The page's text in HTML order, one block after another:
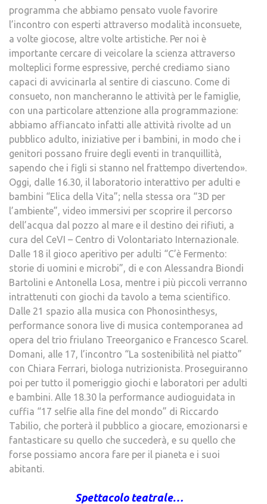
programma che abbiamo pensato vuole favorire
l’incontro con esperti attraverso modalità inconsuete,
a volte giocose, altre volte artistiche. Per noi è
importante cercare di veicolare la scienza attraverso
molteplici forme espressive, perché crediamo siano
capaci di avvicinarla al sentire di ciascuno. Come di
consueto, non mancheranno le attività per le famiglie,
con una particolare attenzione alla programmazione:
abbiamo affiancato infatti alle attività rivolte ad un
pubblico adulto, iniziative per i bambini, in modo che i
genitori possano fruire degli eventi in tranquillità,
sapendo che i figli si stanno nel frattempo divertendo».
Oggi, dalle 16.30, il laboratorio interattivo per adulti e
bambini “Elica della Vita”; nella stessa ora “3D per
l’ambiente”, video immersivi per scoprire il percorso
dell’acqua dal pozzo al mare e il destino dei rifiuti, a
cura del CeVI – Centro di Volontariato Internazionale.
Dalle 18 il gioco aperitivo per adulti “C’è Fermento:
storie di uomini e microbi”, di e con Alessandra Biondi
Bartolini e Antonella Losa, mentre i più piccoli verranno
intrattenuti con giochi da tavolo a tema scientifico.
Dalle 21 spazio alla musica con Phonosinthesys,
performance sonora live di musica contemporanea ad
opera del trio friulano Treeorganico e Francesco Scarel.
Domani, alle 17, l’incontro “La sostenibilità nel piatto”
con Chiara Ferrari, biologa nutrizionista. Proseguiranno
poi per tutto il pomeriggio giochi e laboratori per adulti
e bambini. Alle 18.30 la performance audioguidata in
cuffia “17 selfie alla fine del mondo” di Riccardo
Tabilio, che porterà il pubblico a giocare, emozionarsi e
fantasticare su quello che succederà, e su quello che
forse possiamo ancora fare per il pianeta e i suoi
abitanti.
Spettacolo teatrale…